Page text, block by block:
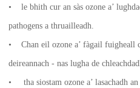
• le bhith cur an sàs ozone a’
pathogens a thruailleadh.
• Chan eil ozone a’ fàgail fuigheall
deireannach - nas lugha de
• tha siostam ozone a’ lasachadh